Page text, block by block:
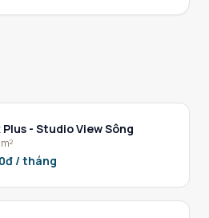
- Studio View Sông
/ tháng